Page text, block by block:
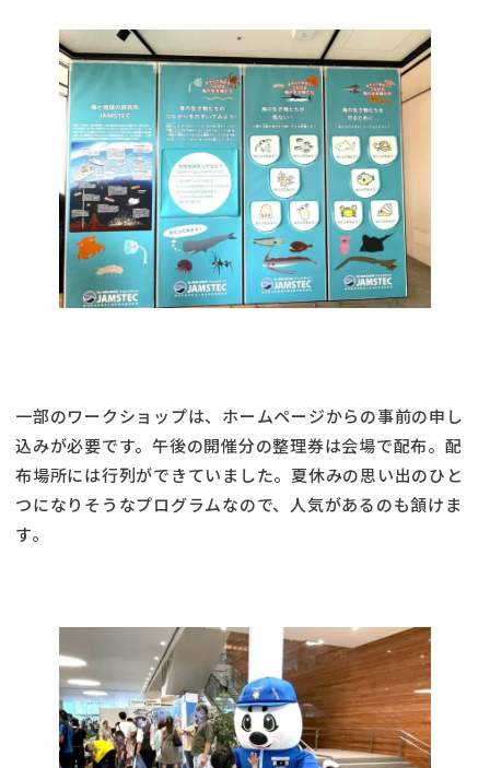
一部のワークショップは、ホームページからの事前の申し
込みが必要です。午後の開催分の整理券は会場で配布。配
布場所には行列ができていました。夏休みの思い出のひと
つになりそうなプログラムなので、人気があるのも頷けま
す。